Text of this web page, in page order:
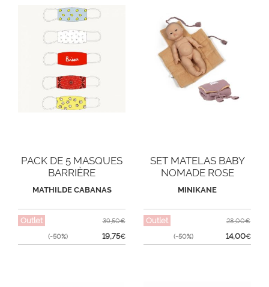
PACK DE 5 MASQUES
BARRIÈRE
MATHILDE CABANAS
Outlet
(-50%)
39,50€
19,75€
SET MATELAS BABY
NOMADE ROSE
ORCHIDÉE
MINIKANE
Outlet
(-50%)
28,00€
14,00€